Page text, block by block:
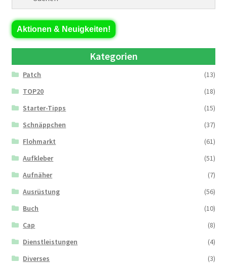
Aktionen & Neuigkeiten!
Kategorien
Patch
(13)
TOP20
(18)
Starter-Tipps
(15)
Schnäppchen
(37)
Flohmarkt
(61)
Aufkleber
(51)
Aufnäher
(7)
Ausrüstung
(56)
Buch
(10)
Cap
(8)
Dienstleistungen
(4)
Diverses
(3)